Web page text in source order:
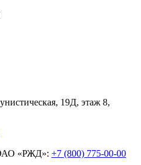
19Д, этаж 8,
«РЖД»: +7 (800) 775-00-00